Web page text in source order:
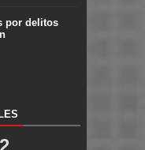
por delitos